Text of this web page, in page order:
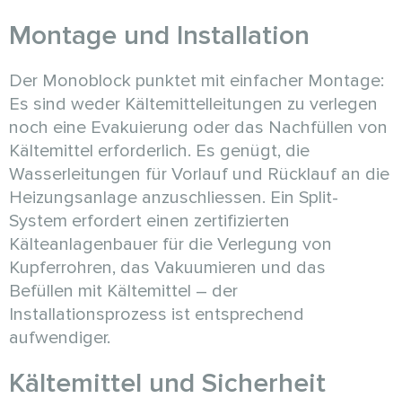
Montage und Installation
Der Monoblock punktet mit einfacher Montage:
Es sind weder Kältemittelleitungen zu verlegen
noch eine Evakuierung oder das Nachfüllen von
Kältemittel erforderlich. Es genügt, die
Wasserleitungen für Vorlauf und Rücklauf an die
Heizungsanlage anzuschliessen. Ein Split-
System erfordert einen zertifizierten
Kälteanlagenbauer für die Verlegung von
Kupferrohren, das Vakuumieren und das
Befüllen mit Kältemittel – der
Installationsprozess ist entsprechend
aufwendiger.
Kältemittel und Sicherheit